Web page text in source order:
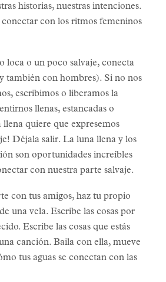
historias, nuestras intenciones.
con los ritmos femeninos
loca o un poco salvaje, conecta
también con hombres). Si no nos
escribimos o liberamos la
llenas, estancadas o
llena quiere que expresemos
Déjala salir. La luna llena y los
son oportunidades increíbles
con nuestra parte salvaje.
con tus amigos, haz tu propio
una vela. Escribe las cosas por
Escribe las cosas que estás
canción. Baila con ella, mueve
tus aguas se conectan con las